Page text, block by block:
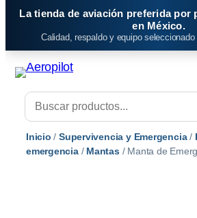
Saltar
La tienda de aviación preferida por
en México.
Calidad, respaldo y equipo
Inicio /Supervivencia y Emergencia/
emergencia/ Mantas/ Manta de